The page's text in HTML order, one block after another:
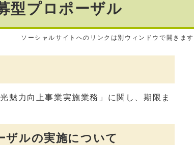
型プロポーザル
ソーシャルサイトへのリンクは別ウィンドウで開きます
魅力向上事業実施業務」に関し、期限ま
ザルの実施について